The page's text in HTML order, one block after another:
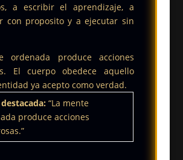
a escribir el aprendizaje, a
con proposito y a ejecutar sin
ordenada produce acciones
El cuerpo obedece aquello
ya acepto como verdad.
destacada:“La mente
produce acciones